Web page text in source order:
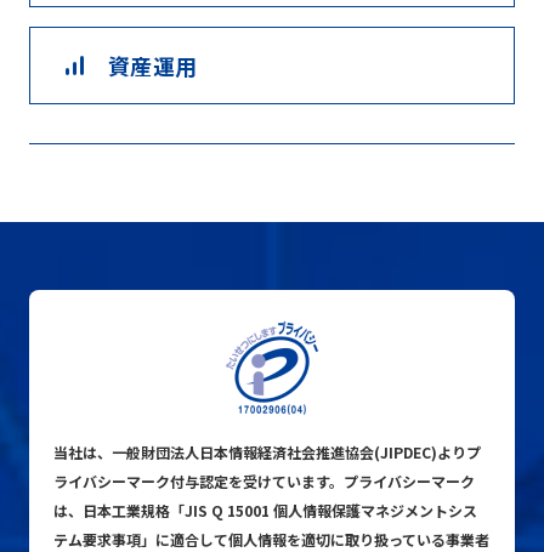
signal_cellular_alt 資産運用
当社は、一般財団法人日本情報経済社会推進協会(JIPDEC)よりプ
ライバシーマーク付与認定を受けています。プライバシーマーク
は、日本工業規格「JIS Q 15001 個人情報保護マネジメントシス
テム要求事項」に適合して個人情報を適切に取り扱っている事業者